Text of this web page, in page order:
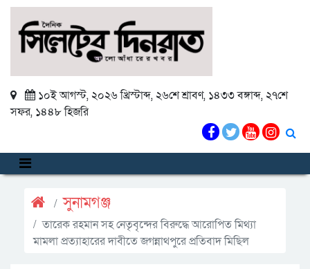
১০ই আগস্ট, ২০২৬ খ্রিস্টাব্দ, ২৬শে শ্রাবণ, ১৪৩৩ বঙ্গাব্দ, ২৭শে
সফর, ১৪৪৮ হিজরি
সুনামগঞ্জ
তারেক রহমান সহ নেতৃবৃন্দের বিরুদ্ধে আরোপিত মিথ্যা
মামলা প্রত্যাহারের দাবীতে জগন্নাথপুরে প্রতিবাদ মিছিল